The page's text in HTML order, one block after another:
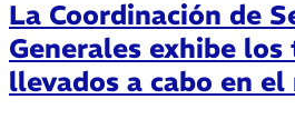
La Coordinación de
Generales exhibe
llevados a cabo en el